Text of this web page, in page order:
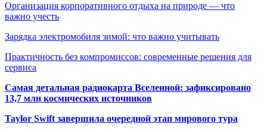
Организация корпоративного отдыха на природе — что
важно учесть
Зарядка электромобиля зимой: что важно учитывать
Практичность без компромиссов: современные решения для
сервиса
Самая детальная радиокарта Вселенной: зафиксировано
13,7 млн космических источников
Taylor Swift завершила очередной этап мирового тура